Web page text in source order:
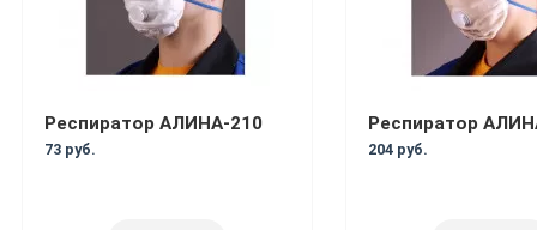
Респиратор АЛИНА-210
73 руб.
Респиратор
204 руб.